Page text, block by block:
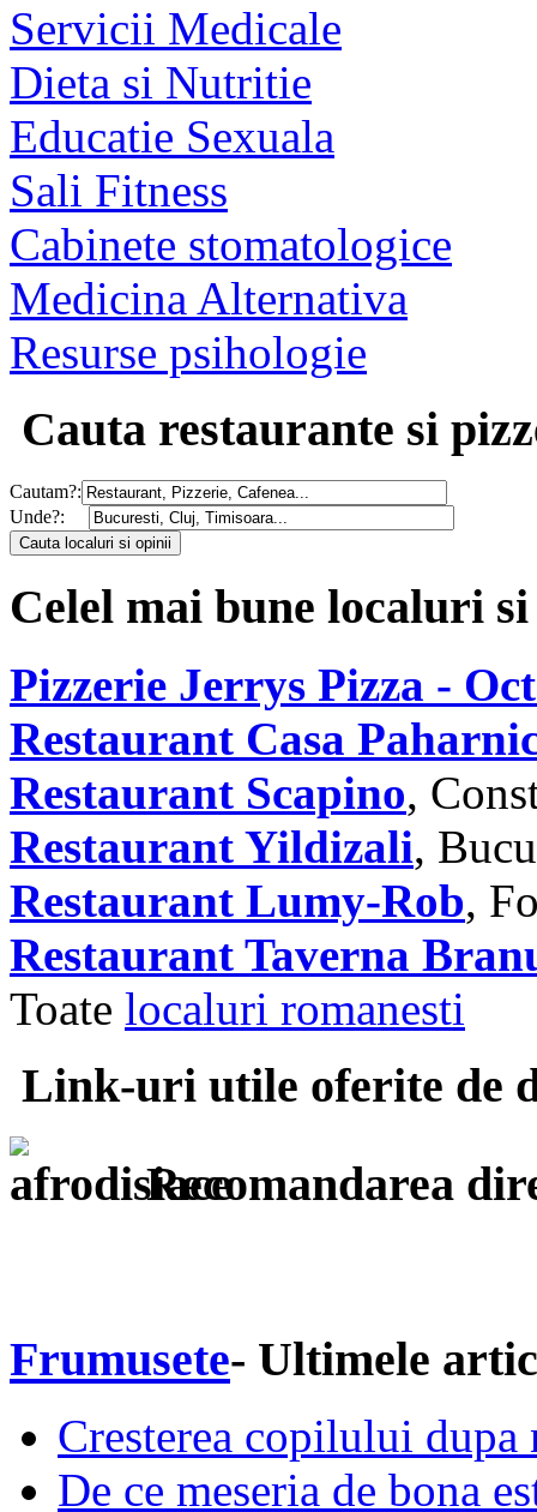
Servicii Medicale
Dieta si Nutritie
Educatie Sexuala
Sali Fitness
Cabinete stomatologice
Medicina Alternativa
Resurse psihologie
Cauta restaurante si
Cautam?:
Unde?:
Celel mai bune localuri
Pizzerie Jerrys Pizza -
Restaurant Casa
Restaurant Scapino,
Restaurant Yildizali,
Restaurant Lumy-Rob,
Restaurant Taverna
Toate localuri romanesti
Link-uri utile oferite de
Recomandarea
Frumusete- Ultimele
Cresterea copilului dupa
De ce meseria de bona